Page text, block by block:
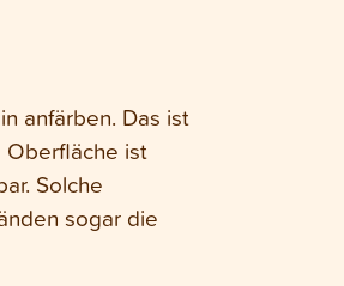
anfärben. Das ist
Oberfläche ist
Solche
sogar die